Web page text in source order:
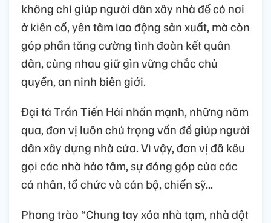
không chỉ giúp người dân xây nhà để có nơi
ở kiên cố, yên tâm lao động sản xuất, mà còn
góp phần tăng cường tình đoàn kết quân
dân, cùng nhau giữ gìn vững chắc chủ
quyền, an ninh biên giới.
Đại tá Trần Tiến Hải nhấn mạnh, những năm
qua, đơn vị luôn chú trọng vấn đề giúp người
dân xây dựng nhà cửa. Vì vậy, đơn vị đã kêu
gọi các nhà hảo tâm, sự đóng góp của các
cá nhân, tổ chức và cán bộ, chiến sỹ...
Phong trào “Chung tay xóa nhà tạm, nhà dột